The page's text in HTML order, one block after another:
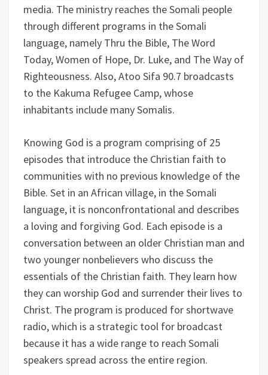
media. The ministry reaches the Somali people
through different programs in the Somali
language, namely Thru the Bible, The Word
Today, Women of Hope, Dr. Luke, and The Way of
Righteousness. Also, Atoo Sifa 90.7 broadcasts
to the Kakuma Refugee Camp, whose
inhabitants include many Somalis.
Knowing God is a program comprising of 25
episodes that introduce the Christian faith to
communities with no previous knowledge of the
Bible. Set in an African village, in the Somali
language, it is nonconfrontational and describes
a loving and forgiving God. Each episode is a
conversation between an older Christian man and
two younger nonbelievers who discuss the
essentials of the Christian faith. They learn how
they can worship God and surrender their lives to
Christ. The program is produced for shortwave
radio, which is a strategic tool for broadcast
because it has a wide range to reach Somali
speakers spread across the entire region.